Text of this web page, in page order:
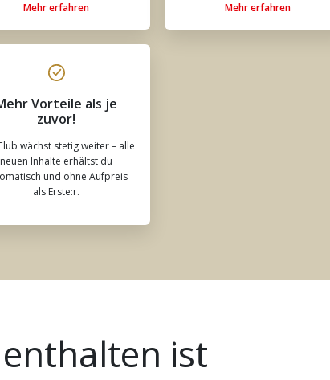
Mehr erfahren
Mehr erfahren
Vorteile als je
zuvor!
wächst stetig weiter – alle
neuen Inhalte erhältst du
und ohne Aufpreis
als Erste:r.
ist